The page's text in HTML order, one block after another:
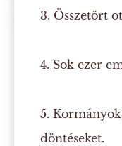
3. Összetört
4. Sok ezer
5.
döntéseket.